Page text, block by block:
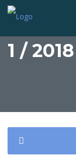
1 / 2018